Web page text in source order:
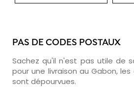
PAS DE CODES POSTAUX
Sachez qu'il n'est pas utile de
pour une livraison au Gabon,
sont dépourvues.